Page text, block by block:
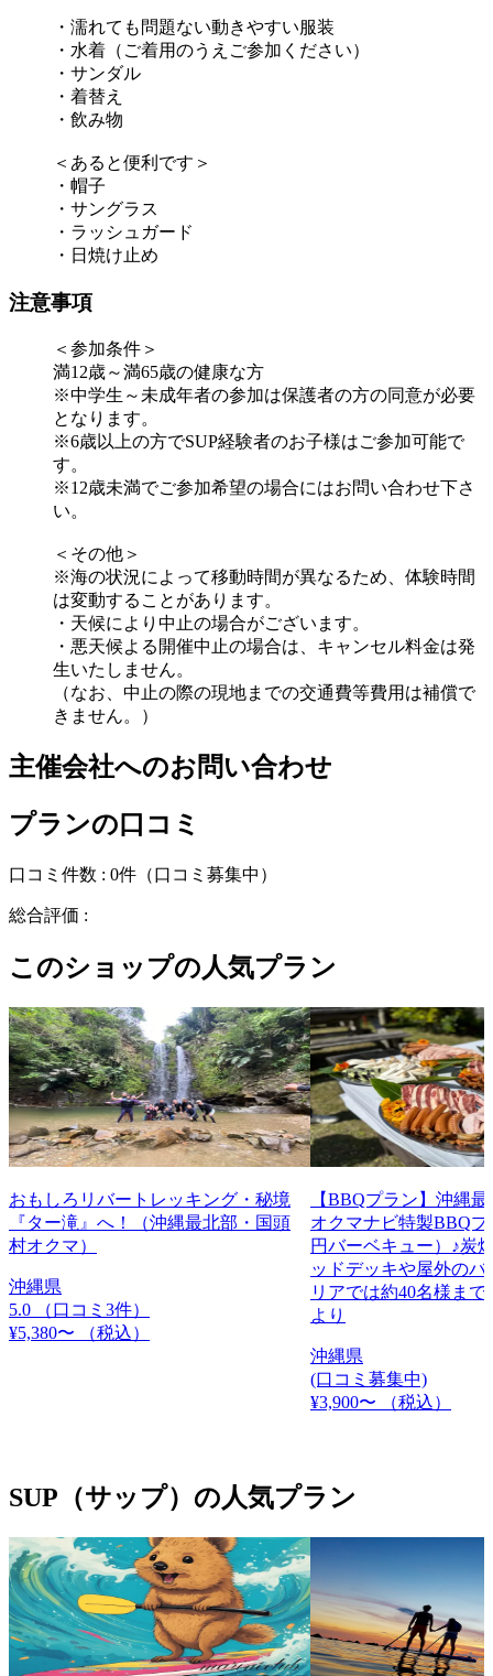
・濡れても問題ない動きやすい服装
・水着（ご着用のうえご参加ください）
・サンダル
・着替え
・飲み物
＜あると便利です＞
・帽子
・サングラス
・ラッシュガード
・日焼け止め
注意事項
＜参加条件＞
満12歳～満65歳の健康な方
※中学生～未成年者の参加は保護者の方の同意が必要
となります。
※6歳以上の方でSUP経験者のお子様はご参加可能で
す。
※12歳未満でご参加希望の場合にはお問い合わせ下さ
い。
＜その他＞
※海の状況によって移動時間が異なるため、体験時間
は変動することがあります。
・天候により中止の場合がございます。
・悪天候よる開催中止の場合は、キャンセル料金は発
生いたしません。
（なお、中止の際の現地までの交通費等費用は補償で
きません。）
主催会社へのお問い合わせ
プランの口コミ
口コミ件数 : 0件 （口コミ募集中）
総合評価 :
このショップの人気プラン
おもしろリバートレッキング・秘境
『ター滝』へ！（沖縄最北部・国頭
村オクマ）
沖縄県
5.0
（口コミ3件）
¥5,380〜
（税込）
【BBQプラン】沖縄
オクマナビ特製BBQプ
円バーベキュー）♪炭
ッドデッキや屋外のバ
リアでは約40名様ま
より
沖縄県
(口コミ募集中)
¥3,900〜
（税込）
SUP（サップ）の人気プラン